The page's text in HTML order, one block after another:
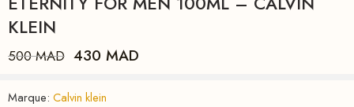
KLEIN
500MAD 430 MAD
Marque: Calvin klein